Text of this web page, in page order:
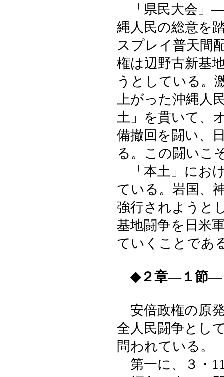
「県民大会」―
縄人民の総意を
スプレイ普天間
権は辺野古新基
うとしている。
上がった沖縄人
土」を貫いて、
備撤回を闘い、
る。この闘いこ
「本土」にお
ている。岩国、
強行されようと
基地闘争を日米
ていくことであ
◆２章―１節―
安倍政権の原
全人民闘争とし
問われている。
第一に、３・